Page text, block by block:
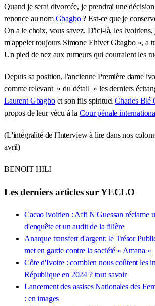
Quand je serai divorcée, je prendrai une
renonce au nom Gbagbo? Est-ce que je
On a le choix, vous savez. D'ici-là, les Ivoiriens,
m'appeler toujours Simone Ehivet Gbagbo », a
Un pied de nez aux rumeurs qui courraient les
Depuis sa position, l'ancienne Première dame
comme relevant » du détail » les derniers
Laurent Gbagboet son fils spirituelCharles Blé
propos de leur vécu à la Cour pénale
(L'intégralité de l'Interview à lire dans nos
avril)
BENOIT HILI
Les derniers articles sur YECLO
Cacao ivoirien : Affi N'Guessan réclame
d'enquête et un audit de la filière
Anarque transfert d'argent: le Trésor
met en garde contre la société « Amana »
Côte d'Ivoire : combien nous coûtent les
République en 2024 ? tout savoir
Lancement des assises Nationales des
: en images